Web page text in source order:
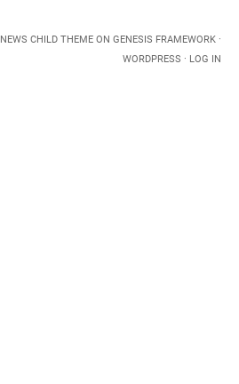
NEWS CHILD THEME ON GENESIS FRAMEWORK ·
WORDPRESS · LOG IN